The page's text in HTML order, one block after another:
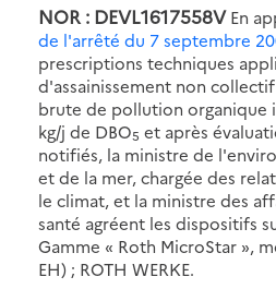
NOR : DEVL1617558VEn
de l'arrêté du 7 septembre
prescriptions techniques
d'assainissement non
brute de pollution organique
kg/j de DBO5 et après
notifiés, la ministre de
et de la mer, chargée des
le climat, et la ministre des
santé agréent les dispositifs
Gamme « Roth MicroStar »,
EH) ; ROTH WERKE.